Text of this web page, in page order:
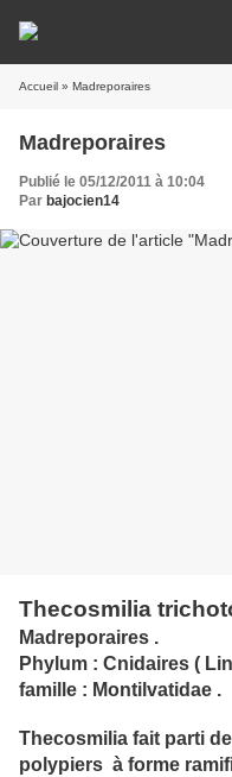
Accueil » Madreporaires
Madreporaires
Publié le 05/12/2011 à 10:04
Par bajocien14
Thecosmilia
Madreporaires .
Phylum : Cnidaires (
famille : Montilvatidae .
Thecosmilia fait parti
polypiers à forme